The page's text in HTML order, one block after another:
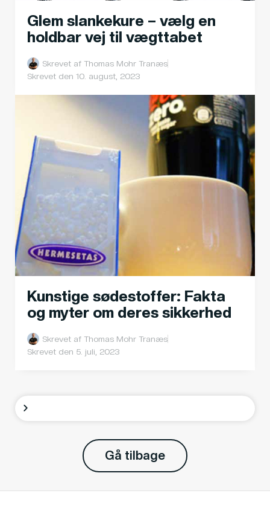
Glem slankekure – vælg en
holdbar vej til vægttabet
Skrevet af Thomas Mohr Tranæs
Skrevet den 10. august, 2023
Kunstige sødestoffer: Fakta
og myter om deres sikkerhed
Skrevet af Thomas Mohr Tranæs
Skrevet den 5. juli, 2023
Gå tilbage